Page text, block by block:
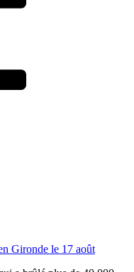
Gironde le 17 août